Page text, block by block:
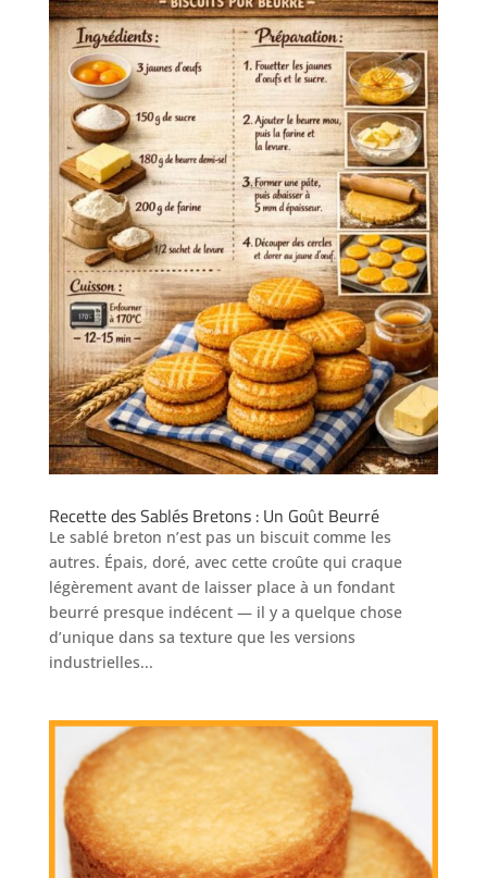
Recette des Sablés Bretons : Un Goût Beurré
Le sablé breton n’est pas un biscuit comme les
autres. Épais, doré, avec cette croûte qui craque
légèrement avant de laisser place à un fondant
beurré presque indécent — il y a quelque chose
d’unique dans sa texture que les versions
industrielles...